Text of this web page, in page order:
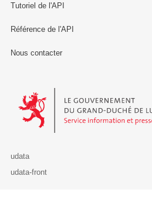
Tutoriel de l'API
Référence de l'API
Nous contacter
Le Gouvernement du Grand-Duché
udata
udata-front